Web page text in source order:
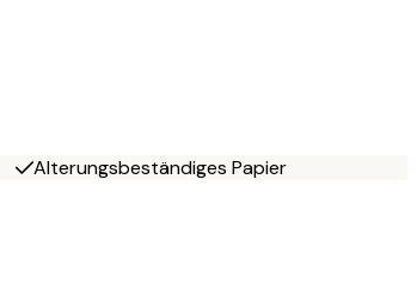
Alterungsbeständiges Papier